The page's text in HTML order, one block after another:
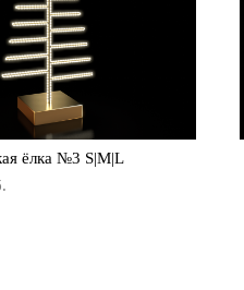
ёлка №3 S|M|L